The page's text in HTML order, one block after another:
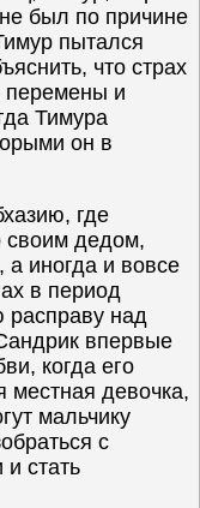
был по причине
пытался
что страх
перемены и
Тимура
он в
где
своим дедом,
иногда и вовсе
в период
расправу над
впервые
когда его
местная девочка,
мальчику
с
стать